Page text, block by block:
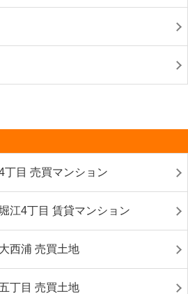
丁目 売買マンション
江4丁目 賃貸マンション
西浦 売買土地
丁目 売買土地